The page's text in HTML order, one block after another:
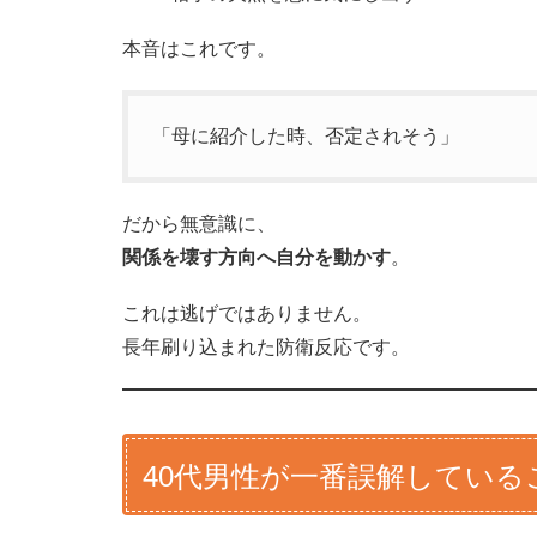
本音はこれです。
「母に紹介した時、否定されそう」
だから無意識に、
関係を壊す方向へ自分を動かす。
これは逃げではありません。
長年刷り込まれた防衛反応です。
40代男性が一番誤解している